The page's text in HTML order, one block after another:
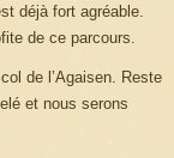
déjà fort agréable.
de ce parcours.
de l’Agaisen. Reste
et nous serons